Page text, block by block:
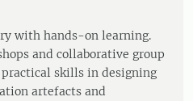
with hands-on learning.
and collaborative group
skills in designing
artefacts and